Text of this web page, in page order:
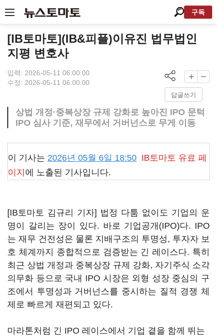
구독
[IB토마토](IB&피플)이유진 법무법인
지평 변호사
입력: 2026-05-11 06:00:00
수정: 2026-05-11 06:00:00
답글쓰기
상법 개정·중복상장 규제 강화로 높아진 IPO 문턱
IPO 심사 기준, 재무에서 거버넌스로 무게 이동
이 기사는 2026년 05월 6일 18:50 IB토마토 유료 페
이지 에 노출된 기사입니다.
[IB토마토 김규리 기자] 법정 다툼 없이도 기업의 운
명이 갈리는 장이 있다. 바로 기업공개(IPO)다. IPO
는 재무 건전성은 물론 지배구조의 투명성, 투자자 보
호 체계까지 종합적으로 검증받는 긴 레이스다. 특히
최근 상법 개정과 중복상장 규제 강화, 자기주식 소각
의무화 등으로 국내 IPO 시장은 외형 성장 중심의 구
조에서 투명성과 거버넌스를 중시하는 질적 경쟁 체
제로 빠르게 재편되고 있다.
마라톤처럼 긴 IPO 레이스에서 기업 곁을 함께 뛰는